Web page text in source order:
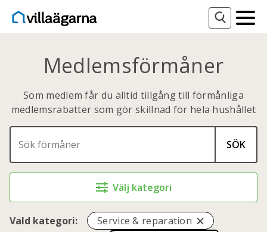
Medlemsförmåner
Som medlem får du alltid tillgång till förmånliga
medlemsrabatter som gör skillnad för hela hushållet
SÖK
Välj kategori
Vald kategori:
Service & reparation